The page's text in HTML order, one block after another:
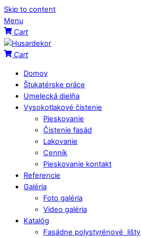
Skip to content
Menu
Cart
Cart
Domov
Štukatérske práce
Umelecká dielňa
Vysokotlakové čistenie
Pieskovanie
Čistenie fasád
Lakovanie
Cenník
Pieskovanie kontakt
Referencie
Galéria
Foto galéria
Video galéria
Katalóg
Fasádne polystyrénové lišty